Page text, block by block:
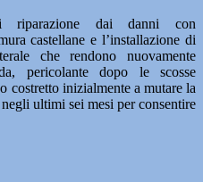
riparazione dai danni con
castellane e l’installazione di
che rendono nuovamente
pericolante dopo le scosse
costretto inizialmente a mutare la
ultimi sei mesi per consentire